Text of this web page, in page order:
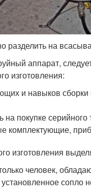
разделить на
аппарат,
изготовления:
и навыков
на покупке серийного
комплектующие,
изготовления
человек,
сопло